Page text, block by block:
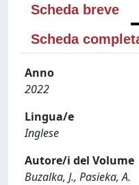
Scheda breve
Scheda
Anno
2022
Lingua/e
Inglese
Autore/i del Volume
Buzalka, J., Pasieka, A.